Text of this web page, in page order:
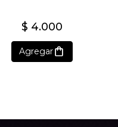
$ 4.000
Agregar